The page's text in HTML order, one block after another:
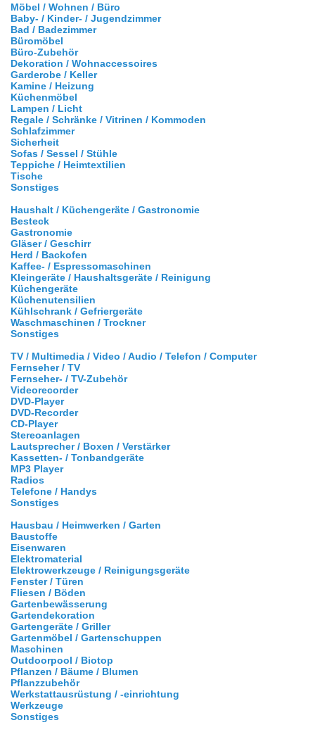
Möbel / Wohnen / Büro
Baby- / Kinder- / Jugendzimmer
Bad / Badezimmer
Büromöbel
Büro-Zubehör
Dekoration / Wohnaccessoires
Garderobe / Keller
Kamine / Heizung
Küchenmöbel
Lampen / Licht
Regale / Schränke / Vitrinen / Kommoden
Schlafzimmer
Sicherheit
Sofas / Sessel / Stühle
Teppiche / Heimtextilien
Tische
Sonstiges
Haushalt / Küchengeräte / Gastronomie
Besteck
Gastronomie
Gläser / Geschirr
Herd / Backofen
Kaffee- / Espressomaschinen
Kleingeräte / Haushaltsgeräte / Reinigung
Küchengeräte
Küchenutensilien
Kühlschrank / Gefriergeräte
Waschmaschinen / Trockner
Sonstiges
TV / Multimedia / Video / Audio / Telefon / Computer
Fernseher / TV
Fernseher- / TV-Zubehör
Videorecorder
DVD-Player
DVD-Recorder
CD-Player
Stereoanlagen
Lautsprecher / Boxen / Verstärker
Kassetten- / Tonbandgeräte
MP3 Player
Radios
Telefone / Handys
Sonstiges
Hausbau / Heimwerken / Garten
Baustoffe
Eisenwaren
Elektromaterial
Elektrowerkzeuge / Reinigungsgeräte
Fenster / Türen
Fliesen / Böden
Gartenbewässerung
Gartendekoration
Gartengeräte / Griller
Gartenmöbel / Gartenschuppen
Maschinen
Outdoorpool / Biotop
Pflanzen / Bäume / Blumen
Pflanzzubehör
Werkstattausrüstung / -einrichtung
Werkzeuge
Sonstiges